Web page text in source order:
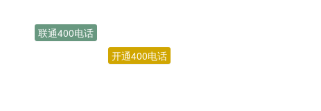
400号码
联通400电话